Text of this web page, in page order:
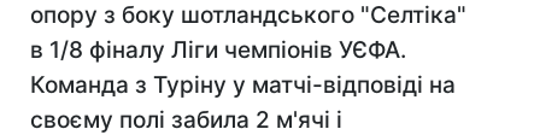
опору з боку шотландського "Селтіка"
в 1/8 фіналу Ліги чемпіонів УЄФА.
Команда з Туріну у матчі-відповіді на
своєму полі забила 2 м'ячі і